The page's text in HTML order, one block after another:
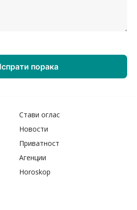
Стави оглас
Новости
Приватност
Агенции
Horoskop